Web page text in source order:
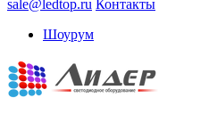
sale@ledtop.ru Контакты
Шоурум